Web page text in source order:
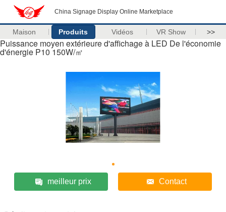
China Signage Display Online Marketplace
Maison Produits Vidéos VR Show >>
Puissance moyen extérieure d'affichage à LED De l'économie
d'énergie P10 150W/㎡
meilleur prix Contact